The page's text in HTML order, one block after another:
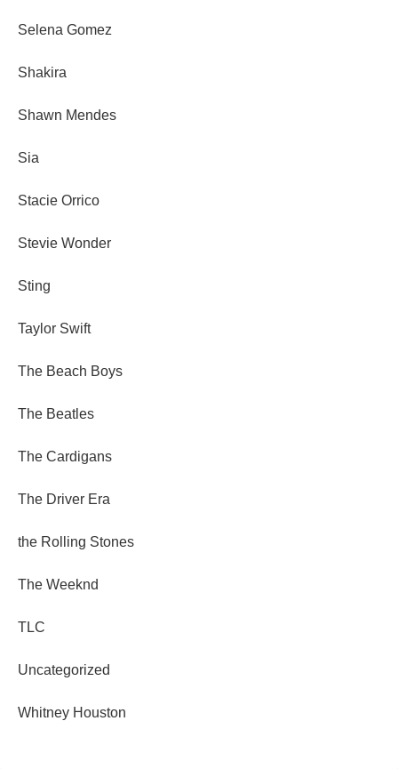
Selena Gomez
Shakira
Shawn Mendes
Sia
Stacie Orrico
Stevie Wonder
Sting
Taylor Swift
The Beach Boys
The Beatles
The Cardigans
The Driver Era
the Rolling Stones
The Weeknd
TLC
Uncategorized
Whitney Houston